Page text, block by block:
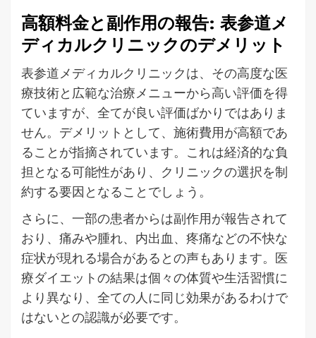
高額料金と副作用の報告: 表参道メ
ディカルクリニックのデメリット
表参道メディカルクリニックは、その高度な医
療技術と広範な治療メニューから高い評価を得
ていますが、全てが良い評価ばかりではありま
せん。デメリットとして、施術費用が高額であ
ることが指摘されています。これは経済的な負
担となる可能性があり、クリニックの選択を制
約する要因となることでしょう。
さらに、一部の患者からは副作用が報告されて
おり、痛みや腫れ、内出血、疼痛などの不快な
症状が現れる場合があるとの声もあります。医
療ダイエットの結果は個々の体質や生活習慣に
より異なり、全ての人に同じ効果があるわけで
はないとの認識が必要です。